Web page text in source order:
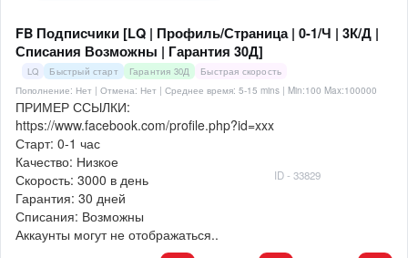
FB Подписчики [LQ | Профиль/Страница | 0-1/Ч | 3К/Д |
Списания Возможны | Гарантия 30Д]
LQ Быстрый старт Гарантия 30Д
Быстрая скорость
Пополнение: Нет | Отмена: Нет | Среднее время: 5-15 mins | Min:100 Max:100000
ПРИМЕР ССЫЛКИ:
https://www.facebook.com/profile.php?id=xxx
Старт: 0-1 час
Качество: Низкое
Скорость: 3000 в день
Гарантия: 30 дней
Списания: Возможны
Аккаунты могут не отображаться..
ID - 33829